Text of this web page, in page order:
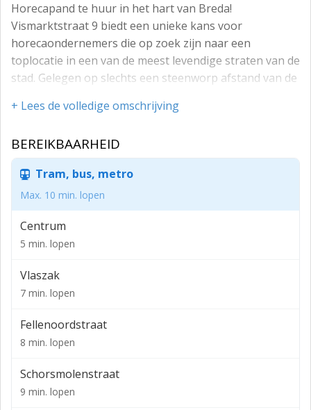
Horecapand te huur in het hart van Breda!
Vismarktstraat 9 biedt een unieke kans voor
horecaondernemers die op zoek zijn naar een
toplocatie in een van de meest levendige straten van de
stad. Gelegen op slechts een steenworp afstand van de
pand historische charme met een dynamische
starten, deze locatie is perfect om jouw horecadroom
waar te maken. Samen zorgen we voor een bruisend
succes!
Oppervlakte: 60 m²
Ligging:
Gelegen in de populaire Vismarktstraat, midden in het
historische centrum van Breda. Deze locatie staat
bekend om zijn levendige sfeer, hoog
trekpleisters zoals de Grote Markt. Dankzij de centrale
ligging trekt het zowel lokale bewoners als toeristen,
klanten. Een ideale plek om jouw horecazaak te laten
bloeien.
+ Lees de volledige omschrijving
BEREIKBAARHEID
Tram, bus, metro
Max. 10 min. lopen
Centrum
5 min. lopen
Vlaszak
7 min. lopen
Fellenoordstraat
8 min. lopen
Schorsmolenstraat
9 min. lopen